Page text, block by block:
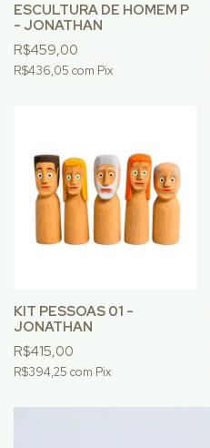
ESCULTURA DE HOMEM P
- JONATHAN
R$459,00
R$436,05 com Pix
KIT PESSOAS 01 -
JONATHAN
R$415,00
R$394,25 com Pix